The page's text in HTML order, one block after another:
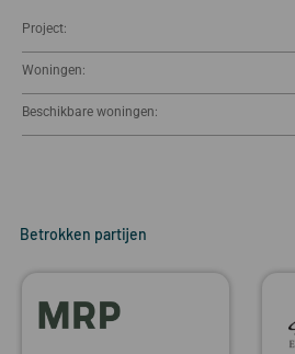
Project:
Woningen:
Beschikbare woningen:
Betrokken partijen